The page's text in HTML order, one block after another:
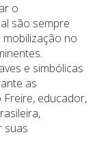
o
são sempre
no
e simbólicas
as
educador,
suas